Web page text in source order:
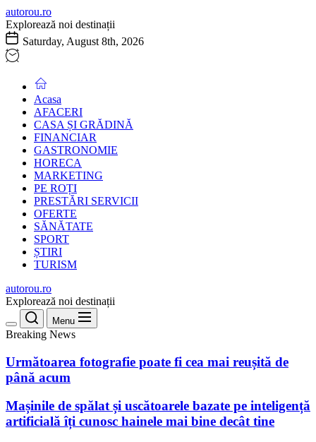
Skip
to
the
content
autorou.ro
Explorează noi destinații
Saturday, August 8th, 2026
Acasa
AFACERI
CASA ȘI GRĂDINĂ
FINANCIAR
GASTRONOMIE
HORECA
MARKETING
PE ROȚI
PRESTĂRI SERVICII
OFERTE
SĂNĂTATE
SPORT
ȘTIRI
TURISM
autorou.ro
Explorează noi destinații
Menu
Breaking News
Următoarea fotografie poate fi cea mai reușită de
până acum
Mașinile de spălat și uscătoarele bazate pe inteligență
artificială îți cunosc hainele mai bine decât tine